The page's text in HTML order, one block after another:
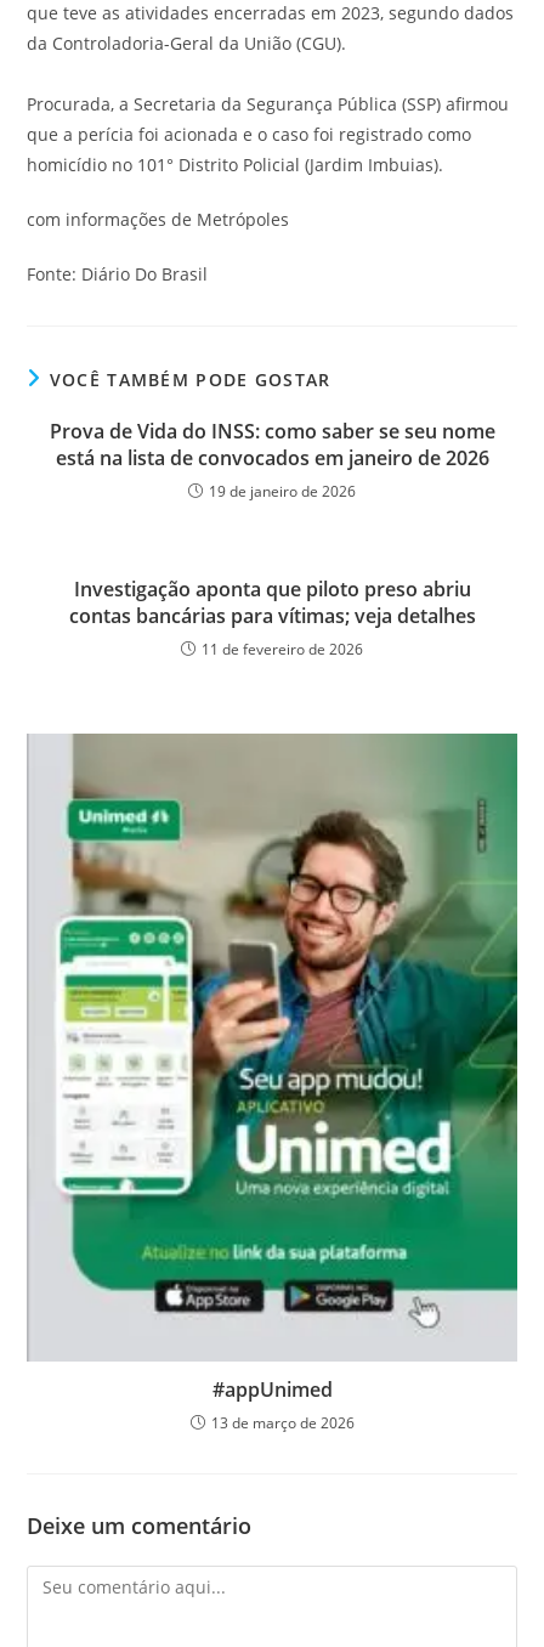
que teve as atividades encerradas em 2023, segundo dados
da Controladoria-Geral da União (CGU).
Procurada, a Secretaria da Segurança Pública (SSP) afirmou
que a perícia foi acionada e o caso foi registrado como
homicídio no 101° Distrito Policial (Jardim Imbuias).
com informações de Metrópoles
Fonte: Diário Do Brasil
VOCÊ TAMBÉM PODE GOSTAR
Prova de Vida do INSS: como saber se seu nome
está na lista de convocados em janeiro de 2026
19 de janeiro de 2026
Investigação aponta que piloto preso abriu
contas bancárias para vítimas; veja detalhes
11 de fevereiro de 2026
#appUnimed
13 de março de 2026
Deixe um comentário
Comentário